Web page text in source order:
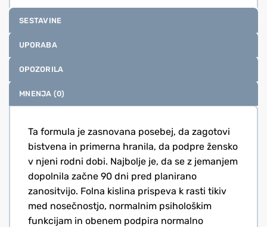
SESTAVINE
UPORABA
OPOZORILA
MNENJA (0)
Ta formula je zasnovana posebej, da zagotovi
bistvena in primerna hranila, da podpre žensko
v njeni rodni dobi. Najbolje je, da se z jemanjem
dopolnila začne 90 dni pred planirano
zanositvijo. Folna kislina prispeva k rasti tikiv
med nosečnostjo, normalnim psihološkim
funkcijam in obenem podpira normalno